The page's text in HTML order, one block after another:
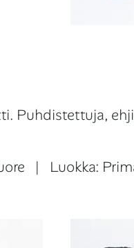
Puhdistettuja,
| Luokka: